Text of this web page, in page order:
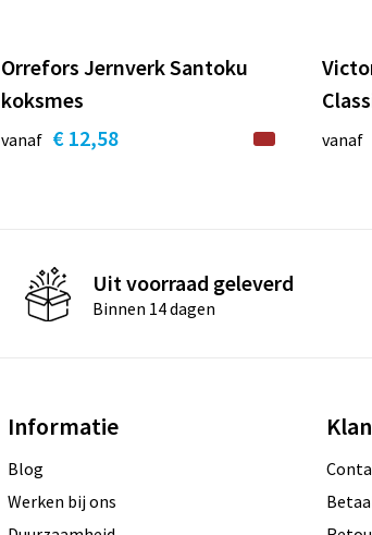
Orrefors Jernverk Santoku
koksmes
vanaf € 12,58 vanaf
Uit voorraad geleverd
Binnen 14 dagen
Informatie
Blog
Werken bij ons